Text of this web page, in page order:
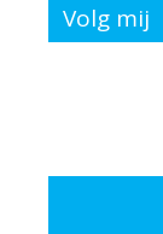
Volg mij